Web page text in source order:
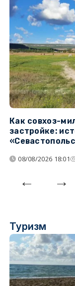
Как совхоз-
застройке:
08/08/2026 18:01
Туризм